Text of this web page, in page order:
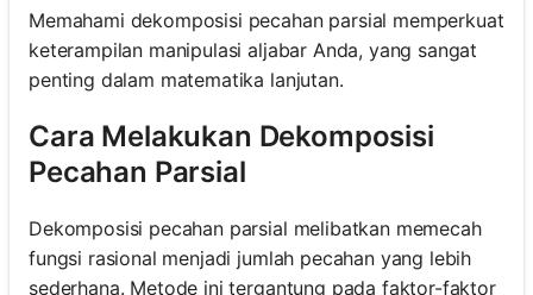
Memahami dekomposisi pecahan parsial memperkuat
keterampilan manipulasi aljabar Anda, yang sangat
penting dalam matematika lanjutan.
Cara Melakukan Dekomposisi
Pecahan Parsial
Dekomposisi pecahan parsial melibatkan memecah
fungsi rasional menjadi jumlah pecahan yang lebih
sederhana. Metode ini tergantung pada faktor-faktor